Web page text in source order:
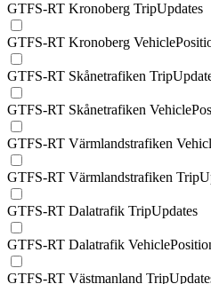
GTFS-RT Kronoberg TripUpdates
GTFS-RT Kronoberg
GTFS-RT Skånetrafiken
GTFS-RT Skånetrafiken
GTFS-RT Värmlandstrafiken
GTFS-RT Värmlandstrafiken
GTFS-RT Dalatrafik TripUpdates
GTFS-RT Dalatrafik
GTFS-RT Västmanland